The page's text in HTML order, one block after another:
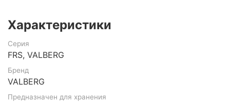
Характеристики
Серия
FRS, VALBERG
Бренд
VALBERG
Предназначен для хранения